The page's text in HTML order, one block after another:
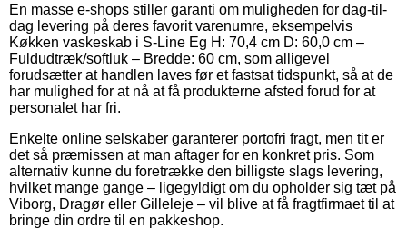
En masse e-shops stiller garanti om muligheden for dag-til-
dag levering på deres favorit varenumre, eksempelvis
Køkken vaskeskab i S-Line Eg H: 70,4 cm D: 60,0 cm –
Fuldudtræk/softluk – Bredde: 60 cm, som alligevel
forudsætter at handlen laves før et fastsat tidspunkt, så at de
har mulighed for at nå at få produkterne afsted forud for at
personalet har fri.
Enkelte online selskaber garanterer portofri fragt, men tit er
det så præmissen at man aftager for en konkret pris. Som
alternativ kunne du foretrække den billigste slags levering,
hvilket mange gange – ligegyldigt om du opholder sig tæt på
Viborg, Dragør eller Gilleleje – vil blive at få fragtfirmaet til at
bringe din ordre til en pakkeshop.